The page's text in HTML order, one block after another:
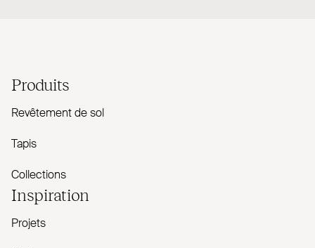
Produits
Revêtement de sol
Tapis
Collections
Inspiration
Projets